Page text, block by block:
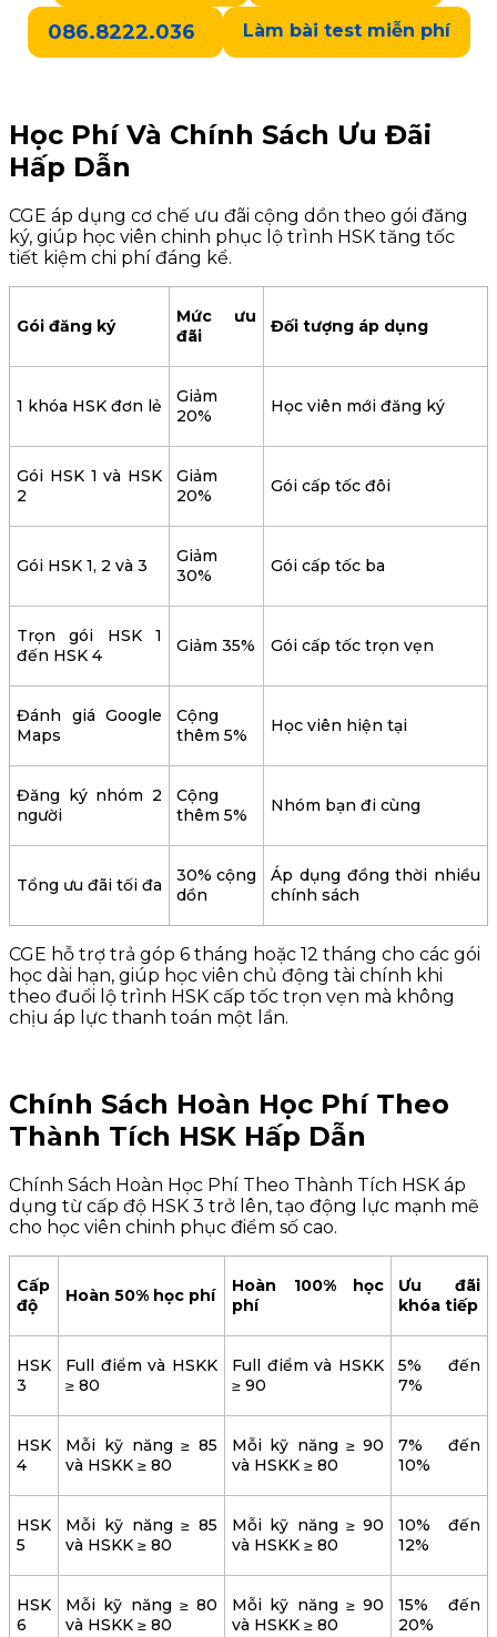
086.8222.036 Làm bài test miễn phí
Học Phí Và Chính Sách Ưu Đãi
Hấp Dẫn
CGE áp dụng cơ chế ưu đãi cộng dồn theo gói đăng
ký, giúp học viên chinh phục lộ trình HSK tăng tốc
tiết kiệm chi phí đáng kể.
Gói đăng ký
Mức ưu
đãi
Đối tượng áp dụng
1 khóa HSK đơn lẻ
Giảm
20%
Học viên mới đăng ký
Gói HSK 1 và HSK
2
Giảm
20%
Gói cấp tốc đôi
Gói HSK 1, 2 và 3
Giảm
30%
Gói cấp tốc ba
Trọn gói HSK 1
đến HSK 4
Giảm 35% Gói cấp tốc trọn vẹn
Đánh giá Google
Maps
Cộng
thêm 5%
Học viên hiện tại
Đăng ký nhóm 2
người
Cộng
thêm 5%
Nhóm bạn đi cùng
Tổng ưu đãi tối đa
30% cộng
dồn
Áp dụng đồng thời nhiều
chính sách
CGE hỗ trợ trả góp 6 tháng hoặc 12 tháng cho các gói
học dài hạn, giúp học viên chủ động tài chính khi
theo đuổi lộ trình HSK cấp tốc trọn vẹn mà không
chịu áp lực thanh toán một lần.
Chính Sách Hoàn Học Phí Theo
Thành Tích HSK Hấp Dẫn
Chính Sách Hoàn Học Phí Theo Thành Tích HSK áp
dụng từ cấp độ HSK 3 trở lên, tạo động lực mạnh mẽ
cho học viên chinh phục điểm số cao.
Cấp
độ
Hoàn 50% học phí
Hoàn 100% học
phí
Ưu đãi
khóa tiếp
HSK
3
Full điểm và HSKK
≥ 80
Full điểm và HSKK
≥ 90
5% đến
7%
HSK
4
Mỗi kỹ năng ≥ 85
và HSKK ≥ 80
Mỗi kỹ năng ≥ 90
và HSKK ≥ 80
7% đến
10%
HSK
5
Mỗi kỹ năng ≥ 85
và HSKK ≥ 80
Mỗi kỹ năng ≥ 90
và HSKK ≥ 80
10% đến
12%
HSK
6
Mỗi kỹ năng ≥ 80
và HSKK ≥ 80
Mỗi kỹ năng ≥ 90
và HSKK ≥ 80
15% đến
20%